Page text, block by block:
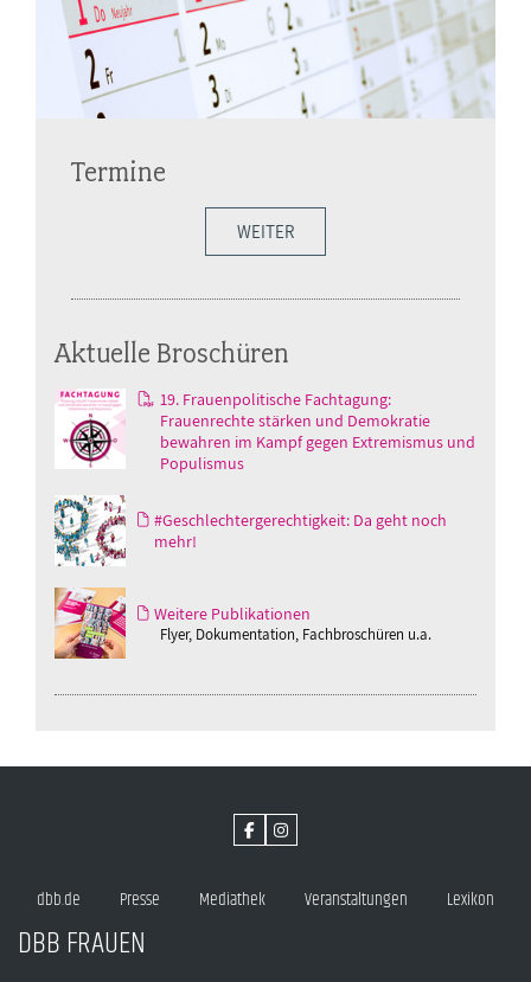
Termine
WEITER
Aktuelle Broschüren
19. Frauenpolitische Fachtagung:
Frauenrechte stärken und Demokratie
bewahren im Kampf gegen Extremismus und
Populismus
#Geschlechtergerechtigkeit: Da geht noch
mehr!
Weitere Publikationen
Flyer, Dokumentation, Fachbroschüren u.a.
dbb.de Presse Mediathek Veranstaltungen Lexikon
DBB FRAUEN